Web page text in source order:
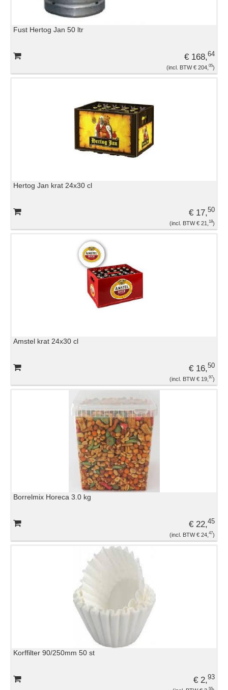
Fust Hertog Jan 50 ltr
€ 168,64
€ 204, 05
Hertog Jan krat 24x30 cl
€ 17,50
€ 21, 18
Amstel krat 24x30 cl
€ 16,50
€ 19, 97
Borrelmix Horeca 3.0 kg
€ 22,45
€ 24, 47
Korffilter 90/250mm 50 st
€ 2,93
55